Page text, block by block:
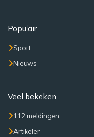
Populair
Sport
Nieuws
Veel bekeken
112 meldingen
Artikelen